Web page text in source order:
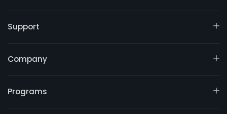
Support
Company
Programs